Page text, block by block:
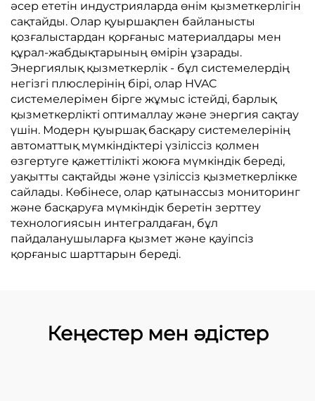
әсер ететін индустрияларда өнім қызметкерлігін
сақтайды. Олар қуыршақпен байланысты
қозғалыстардан қорғаныс материалдары мен
құрал-жабдықтарының өмірін ұзарады.
Энергиялық қызметкерлік - бұл системелердің
негізгі плюслерінің бірі, олар HVAC
системелерімен бірге жұмыс істейді, барлық
қызметкерлікті оптималлау және энергия сақтау
үшін. Модерн қуыршақ басқару системелерінің
автоматтық мүмкіндіктері үзіліссіз қолмен
өзгертуге қажеттілікті жоюға мүмкіндік береді,
уақытты сақтайды және үзіліссіз қызметкерлікке
сайлады. Көбінесе, олар қатынассыз мониторинг
және басқаруға мүмкіндік беретін зерттеу
технологиясын интегралдаған, бұл
пайдаланушыларға қызмет және қауіпсіз
қорғаныс шарттарын береді.
Кеңестер мен әдістер